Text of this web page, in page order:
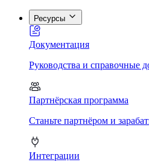
Ресурсы
Документация
Руководства и справочные
Партнёрская программа
Станьте партнёром и
Интеграции